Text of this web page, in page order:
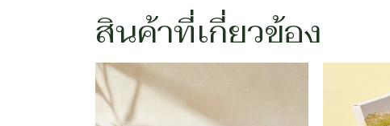
สินค้าที่เกี่ยวข้อง